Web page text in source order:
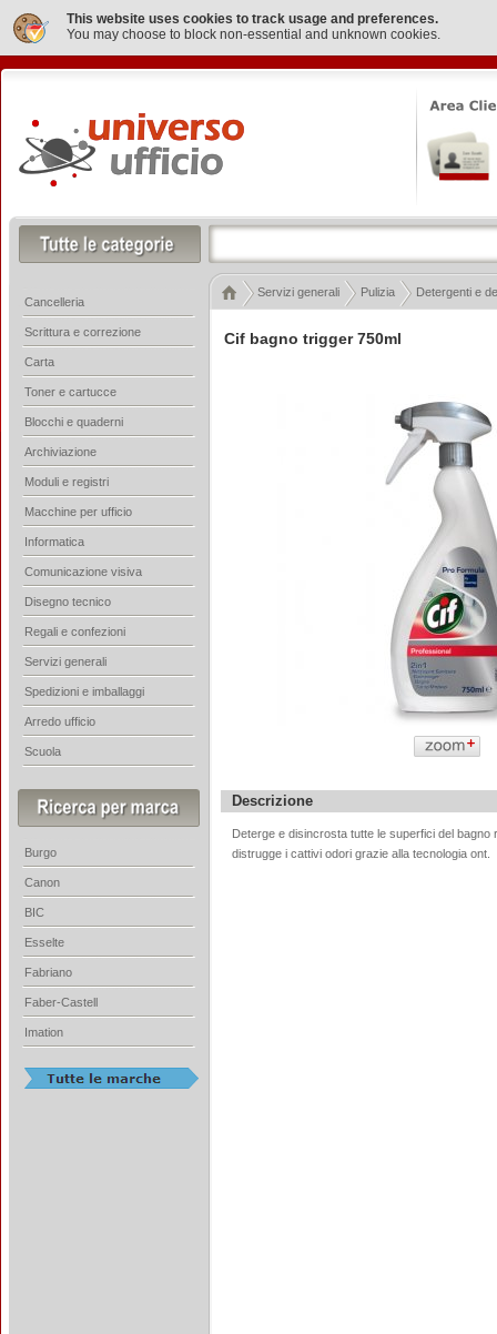
This website uses cookies to track usage and preferences.
You may choose to block non-essential and unknown cookies.
Cif bagno trigger 750ml
Descrizione
Deterge e disincrosta tutte le superfici del
distrugge i cattivi odori grazie alla tecnologia ont.
Servizi generali Pulizia Detergenti e
Cancelleria
Scrittura e correzione
Carta
Toner e cartucce
Blocchi e quaderni
Archiviazione
Moduli e registri
Macchine per ufficio
Informatica
Comunicazione visiva
Disegno tecnico
Regali e confezioni
Servizi generali
Spedizioni e imballaggi
Arredo ufficio
Scuola
Burgo
Canon
BIC
Esselte
Fabriano
Faber-Castell
Imation